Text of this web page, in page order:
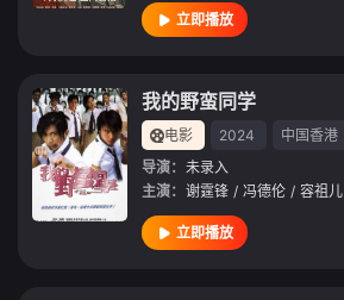
立即播放
我的野蛮同学
电影 2024
中国香港
导演： 未录入
主演： 谢霆锋 / 冯德伦 / 容祖儿
立即播放